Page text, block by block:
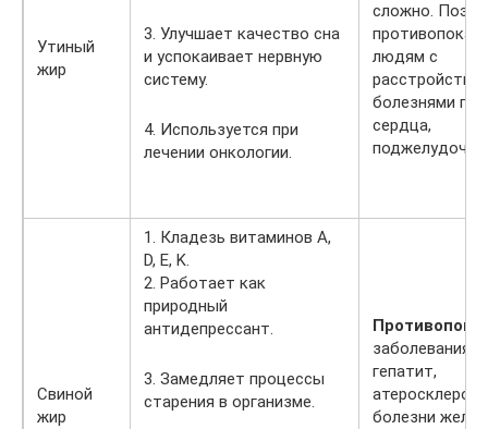
Утиный
жир
3. Улучшает качество сна
и успокаивает нервную
систему.
4. Используется при
лечении онкологии.
сложно.
людям с
болезнями
сердца,
Свиной
жир
1. Кладезь витаминов A,
D, E, K.
2. Работает как
природный
антидепрессант.
3. Замедляет процессы
старения в организме.
заболевания
гепатит,
атеросклероз,
болезни